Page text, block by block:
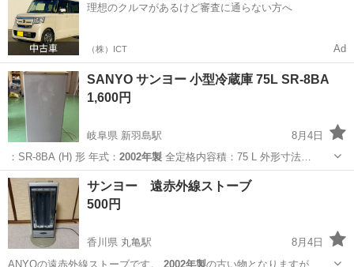
理想のクルマがあるけど審査に通らない方へ
（株）ICT Ad
SANYO サンヨー 小型冷蔵庫 75L SR-8BA
1,600円
岐阜県 新羽島駅
8月4日
：SR-8BA (H) 形 年式： 2002年製全定格内容積：75 L 外形寸法…
岐阜 羽島市 キッチン家電
サンヨー 遠赤外線ストーブ
500円
香川県 丸亀駅
8月4日
ANYOの遠赤外線ストーブです。 2002年製の古い物となりますが、問